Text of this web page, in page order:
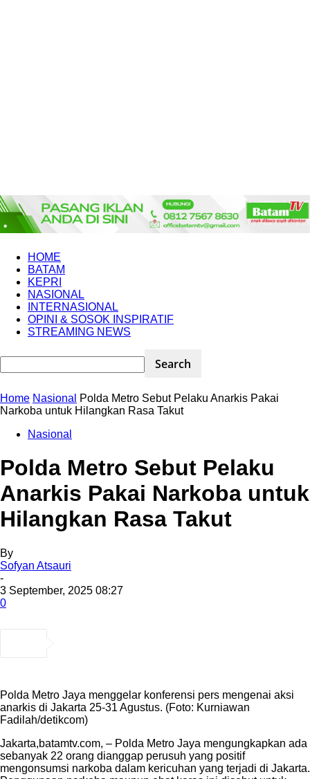
HOME
BATAM
KEPRI
NASIONAL
INTERNASIONAL
OPINI & SOSOK INSPIRATIF
STREAMING NEWS
Home Nasional
Polda Metro Sebut Pelaku Anarkis Pakai
Narkoba untuk Hilangkan Rasa Takut
Nasional
Polda Metro Sebut Pelaku
Anarkis Pakai Narkoba untuk
Hilangkan Rasa Takut
By
Sofyan Atsauri
-
3 September, 2025 08:27
0
Polda Metro Jaya menggelar konferensi pers mengenai aksi
anarkis di Jakarta 25-31 Agustus. (Foto: Kurniawan
Fadilah/detikcom)
Jakarta,batamtv.com, – Polda Metro Jaya mengungkapkan ada
sebanyak 22 orang dianggap perusuh yang positif
mengonsumsi narkoba dalam kericuhan yang terjadi di Jakarta.